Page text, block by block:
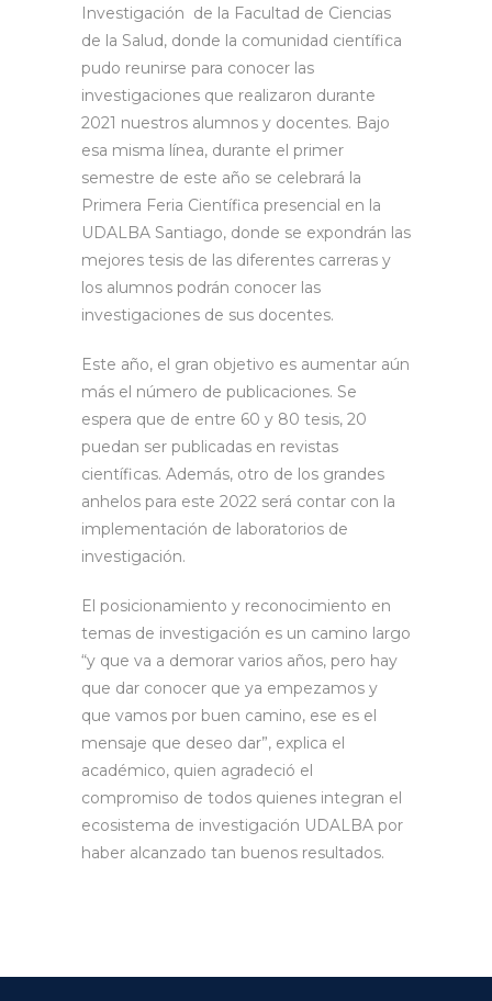
Investigación de la Facultad de Ciencias
de la Salud, donde la comunidad científica
pudo reunirse para conocer las
investigaciones que realizaron durante
2021 nuestros alumnos y docentes. Bajo
esa misma línea, durante el primer
semestre de este año se celebrará la
Primera Feria Científica presencial en la
UDALBA Santiago, donde se expondrán las
mejores tesis de las diferentes carreras y
los alumnos podrán conocer las
investigaciones de sus docentes.
Este año, el gran objetivo es aumentar aún
más el número de publicaciones. Se
espera que de entre 60 y 80 tesis, 20
puedan ser publicadas en revistas
científicas. Además, otro de los grandes
anhelos para este 2022 será contar con la
implementación de laboratorios de
investigación.
El posicionamiento y reconocimiento en
temas de investigación es un camino largo
“y que va a demorar varios años, pero hay
que dar conocer que ya empezamos y
que vamos por buen camino, ese es el
mensaje que deseo dar”, explica el
académico, quien agradeció el
compromiso de todos quienes integran el
ecosistema de investigación UDALBA por
haber alcanzado tan buenos resultados.